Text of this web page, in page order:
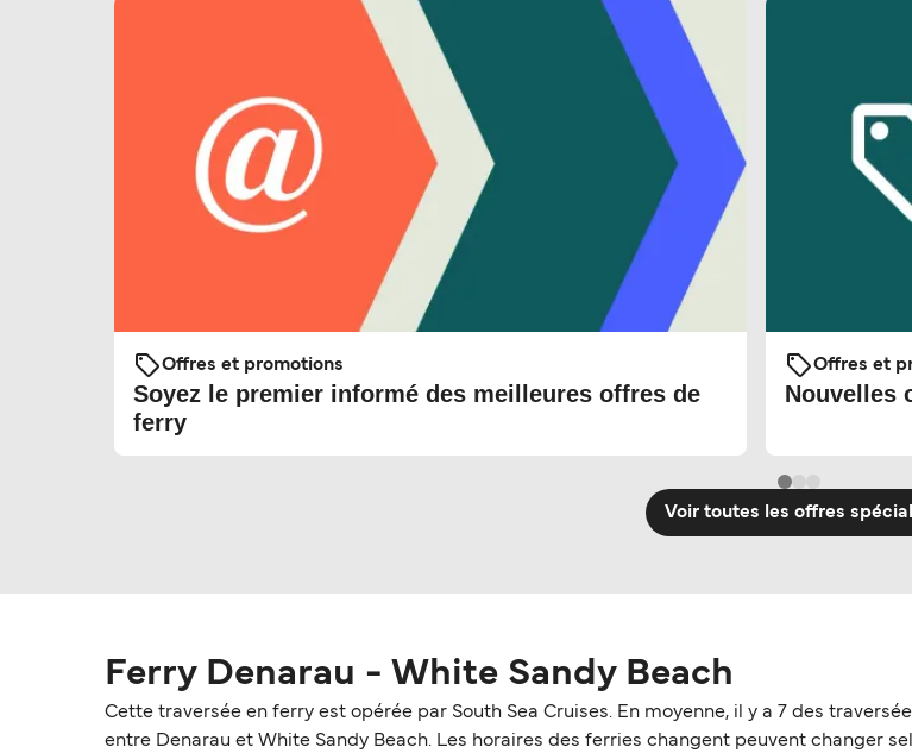
Offres et promotions
Soyez le premier informé des meilleures offres de
ferry
Offres et
Nouvelles
Voir toutes les offres
Ferry Denarau - White Sandy Beach
Cette traversée en ferry est opérée par South Sea Cruises. En moyenne, il y a 7 des
entre Denarau et White Sandy Beach. Les horaires des ferries changent peuvent changer